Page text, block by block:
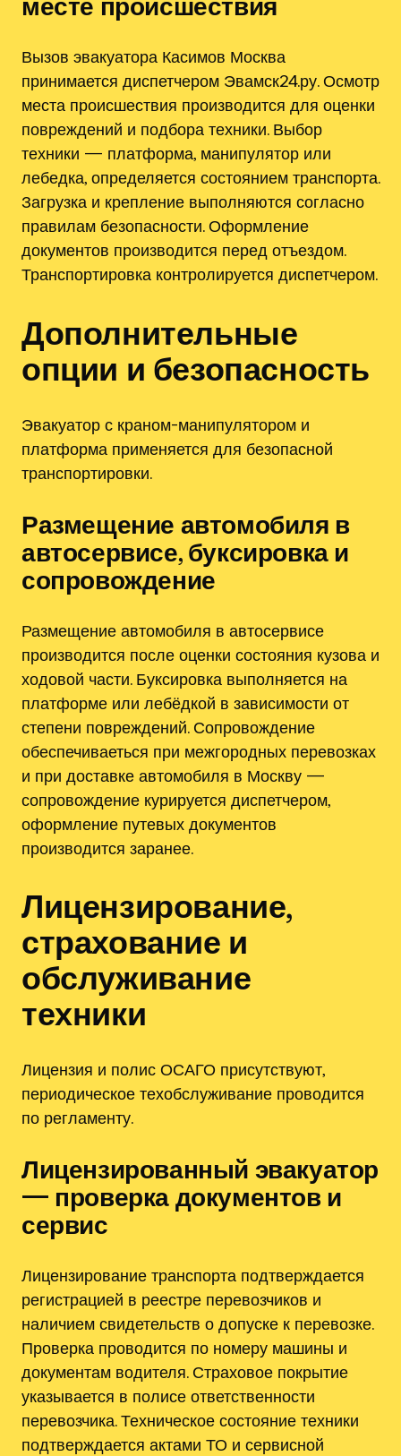
месте происшествия
Вызов эвакуатора Касимов Москва
принимается диспетчером Эвамск24.ру. Осмотр
места происшествия производится для оценки
повреждений и подбора техники. Выбор
техники — платформа, манипулятор или
лебедка, определяется состоянием транспорта.
Загрузка и крепление выполняются согласно
правилам безопасности. Оформление
документов производится перед отъездом.
Транспортировка контролируется диспетчером.
Дополнительные
опции и безопасность
Эвакуатор с краном-манипулятором и
платформа применяется для безопасной
транспортировки.
Размещение автомобиля в
автосервисе, буксировка и
сопровождение
Размещение автомобиля в автосервисе
производится после оценки состояния кузова и
ходовой части. Буксировка выполняется на
платформе или лебёдкой в зависимости от
степени повреждений. Сопровождение
обеспечиваеться при межгородных перевозках
и при доставке автомобиля в Москву —
сопровождение курируется диспетчером,
оформление путевых документов
производится заранее.
Лицензирование,
страхование и
обслуживание
техники
Лицензия и полис ОСАГО присутствуют,
периодическое техобслуживание проводится
по регламенту.
Лицензированный эвакуатор
— проверка документов и
сервис
Лицензирование транспорта подтверждается
регистрацией в реестре перевозчиков и
наличием свидетельств о допуске к перевозке.
Проверка проводится по номеру машины и
документам водителя. Страховое покрытие
указывается в полисе ответственности
перевозчика. Техническое состояние техники
подтверждается актами ТО и сервисной